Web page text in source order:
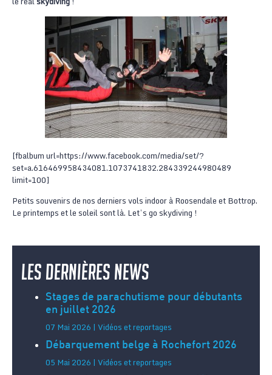
[fbalbum url=https://www.facebook.com/media/set/?
set=a.616469958434081.1073741832.284339244980489
limit=100]
Petits souvenirs de nos derniers vols indoor à Roosendale et Bottrop.
Le printemps et le soleil sont là. Let’s go skydiving !
Les dernières news
Stages de parachutisme pour débutants
en juillet 2026
07 Mai 2026 | Vidéos et reportages
Débarquement belge à Rochefort 2026
05 Mai 2026 | Vidéos et reportages